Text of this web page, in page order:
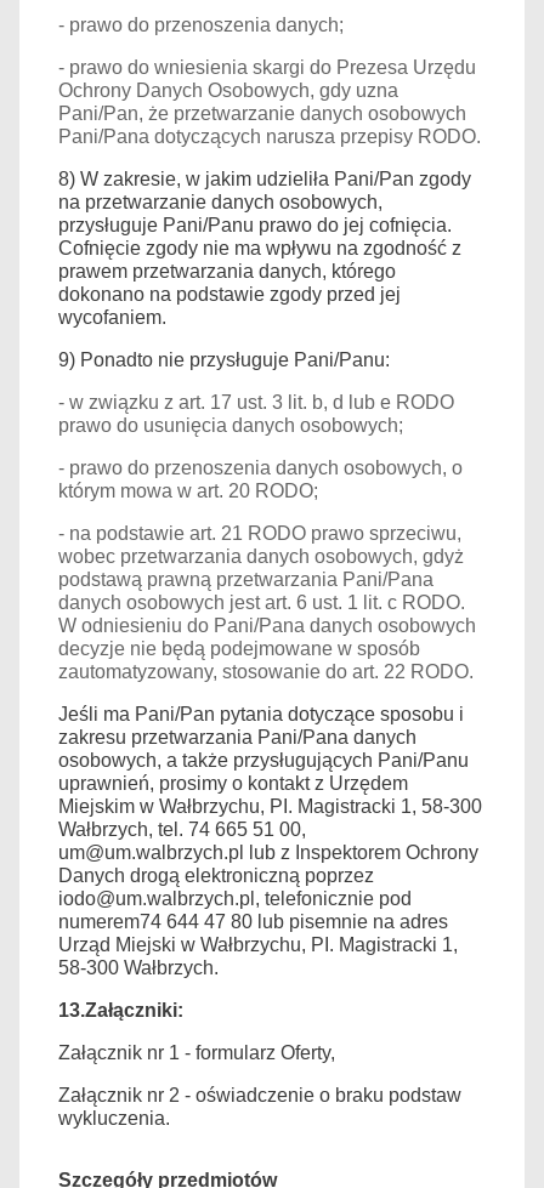
- prawo do przenoszenia danych;
- prawo do wniesienia skargi do Prezesa Urzędu
Ochrony Danych Osobowych, gdy uzna
Pani/Pan, że przetwarzanie danych osobowych
Pani/Pana dotyczących narusza przepisy RODO.
8) W zakresie, w jakim udzieliła Pani/Pan zgody
na przetwarzanie danych osobowych,
przysługuje Pani/Panu prawo do jej cofnięcia.
Cofnięcie zgody nie ma wpływu na zgodność z
prawem przetwarzania danych, którego
dokonano na podstawie zgody przed jej
wycofaniem.
9) Ponadto nie przysługuje Pani/Panu:
- w związku z art. 17 ust. 3 lit. b, d lub e RODO
prawo do usunięcia danych osobowych;
- prawo do przenoszenia danych osobowych, o
którym mowa w art. 20 RODO;
- na podstawie art. 21 RODO prawo sprzeciwu,
wobec przetwarzania danych osobowych, gdyż
podstawą prawną przetwarzania Pani/Pana
danych osobowych jest art. 6 ust. 1 lit. c RODO.
W odniesieniu do Pani/Pana danych osobowych
decyzje nie będą podejmowane w sposób
zautomatyzowany, stosowanie do art. 22 RODO.
Jeśli ma Pani/Pan pytania dotyczące sposobu i
zakresu przetwarzania Pani/Pana danych
osobowych, a także przysługujących Pani/Panu
uprawnień, prosimy o kontakt z Urzędem
Miejskim w Wałbrzychu, PI. Magistracki 1, 58-300
Wałbrzych, tel. 74 665 51 00,
um@um.walbrzych.pl lub z Inspektorem Ochrony
Danych drogą elektroniczną poprzez
iodo@um.walbrzych.pl, telefonicznie pod
numerem74 644 47 80 lub pisemnie na adres
Urząd Miejski w Wałbrzychu, PI. Magistracki 1,
58-300 Wałbrzych.
13.Załączniki:
Załącznik nr 1 - formularz Oferty,
Załącznik nr 2 - oświadczenie o braku podstaw
wykluczenia.
Szczegóły przedmiotów